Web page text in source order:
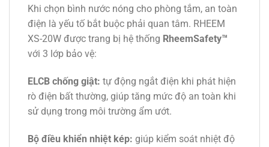
Khi chọn bình nước nóng cho phòng tắm, an toàn
điện là yếu tố bắt buộc phải quan tâm. RHEEM
XS-20W được trang bị hệ thống RheemSafety™
với 3 lớp bảo vệ:
ELCB chống giật: tự động ngắt điện khi phát hiện
rò điện bất thường, giúp tăng mức độ an toàn khi
sử dụng trong môi trường ẩm ướt.
Bộ điều khiển nhiệt kép: giúp kiểm soát nhiệt độ